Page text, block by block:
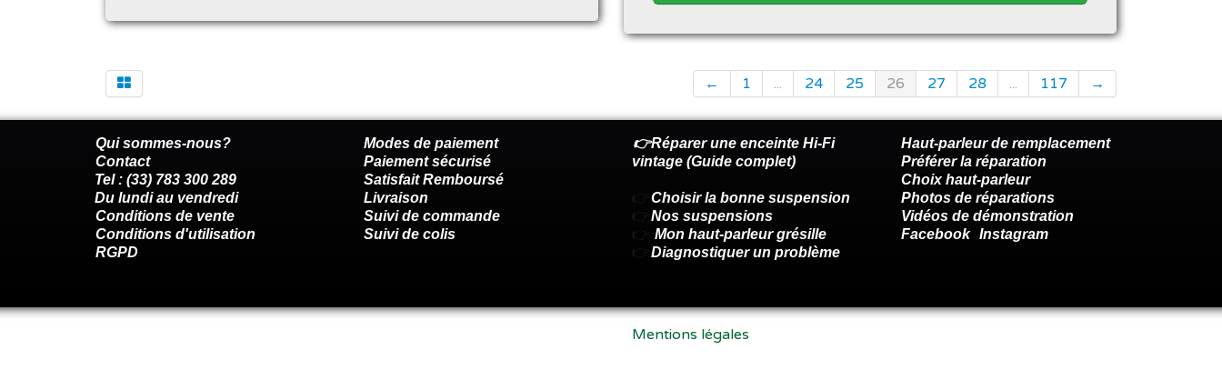
← 1 ... 24 25 26 27 28 ... 117 →
Qui sommes-nous?
Contact
Tel : (33) 783 300 289
Du lundi au vendredi
Conditions de vente
Conditions d'utilisation
RGPD
Modes de paiement
Paiement sécurisé
Satisfait Remboursé
Livraison
Suivi de commande
Suivi de colis
👉Réparer une enceinte Hi-Fi
vintage (Guide complet)
👉 Choisir la bonne suspension
👉 Nos suspensions
👉 Mon haut-parleur grésille
👉 Diagnostiquer un problème
Haut-parleur de remplacement
Préférer la réparation
Choix haut-parleur
Photos de réparations
Vidéos de démonstration
Facebook Instagram
Mentions légales